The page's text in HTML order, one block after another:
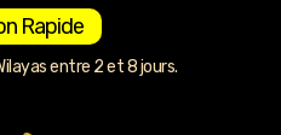
Rapide
entre 2 et 8 jours.